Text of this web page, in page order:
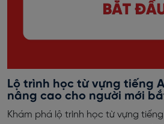
Lộ trình học từ vựng tiếng
nâng cao cho người mới
Khám phá lộ trình học từ vựng